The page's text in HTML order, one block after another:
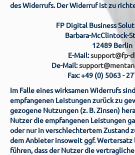
des Widerrufs. Der Widerruf ist zu
FP Digital Business
Barbara-McClintock-
12489 Berlin
E-Mail:support@fp-
De-Mail:
Fax: +49 (0) 5063 -
Im Falle eines wirksamen Widerrufs
empfangenen Leistungen zurück zu
gezogene Nutzungen (z. B. Zinsen)
Nutzer die empfangenen Leistungen
oder nur in verschlechtertem Zustand
dem Anbieter insoweit ggf. Wertersatz
führen, dass der Nutzer die